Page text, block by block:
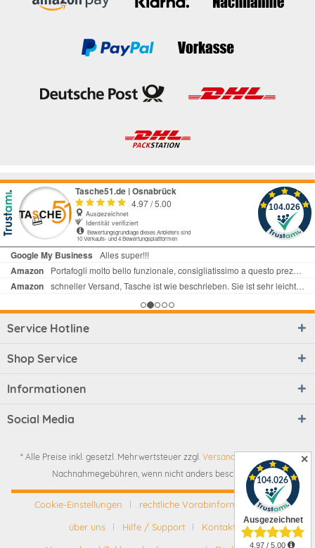
✕
Service Hotline
Shop Service
Informationen
Social Media
* Alle Preise inkl. gesetzl. Mehrwertsteuer zzgl. Versandkosten
Nachnahmegebühren, wenn nicht anders beschrieben
Cookie-Einstellungen
rechtliche Vorabinformationen
über uns
Hilfe / Support
Kontakt